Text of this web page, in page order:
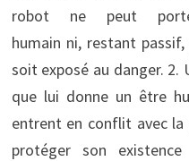
robot ne peut
humain ni, restant
soit exposé au danger.
que lui donne un être
entrent en conflit avec
protéger son